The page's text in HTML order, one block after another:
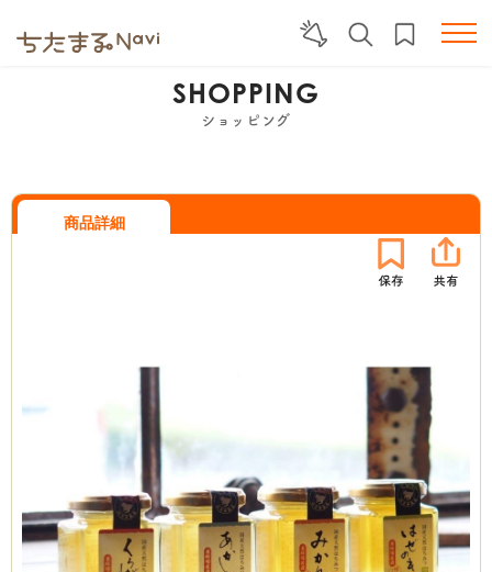
SHOPPING
ショッピング
商品詳細